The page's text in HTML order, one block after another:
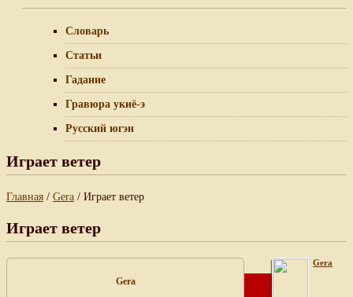
Словарь
Статьи
Гадание
Гравюра укиё-э
Русский югэн
Играет ветер
Главная / Gera / Играет ветер
Играет ветер
Gera
Gera